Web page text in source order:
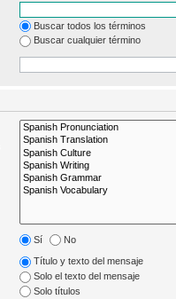
Buscar todos los términos
Buscar cualquier término
Sí No
Título y texto del mensaje
Solo el texto del mensaje
Solo títulos